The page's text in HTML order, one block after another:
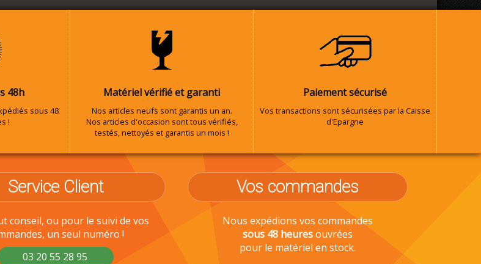
48h
sous 48
!
Matériel vérifié et garanti
Nos articles neufs sont garantis un an.
Nos articles d'occasion sont tous vérifiés,
testés, nettoyés et garantis un mois !
Paiement sécurisé
Vos transactions sont sécurisées par la Caisse
d'Epargne
Service Client
conseil, ou pour le suivi de vos
un seul numéro !
03 20 55 28 95
Vos commandes
Nous expédions vos commandes
sous 48 heuresouvrées
pour le matériel en stock.